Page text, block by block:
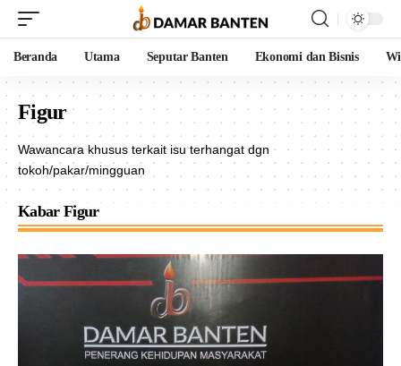
Beranda Utama Seputar Banten Ekonomi dan Bisnis
Figur
Wawancara khusus terkait isu terhangat dgn
tokoh/pakar/mingguan
Kabar Figur